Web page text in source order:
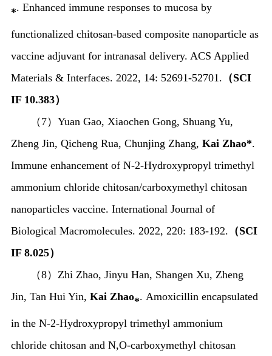
*. Enhanced immune responses to mucosa by
functionalized chitosan-based composite nanoparticle as
vaccine adjuvant for intranasal delivery. ACS Applied
Materials & Interfaces. 2022, 14: 52691-52701 . （SCI
IF 10.383）
（ 7） Yuan Gao, Xiaochen Gong, Shuang Yu,
Zheng Jin, Qicheng Rua, Chunjing Zhang, Kai Zhao*.
Immune enhancement of N-2-Hydroxypropyl trimethyl
ammonium chloride chitosan/carboxymethyl chitosan
nanoparticles vaccine. International Journal of
Biological Macromolecules. 2022, 220: 183-192. （SCI
IF 8.025）
（8） Zhi Zhao, Jinyu Han, Shangen Xu, Zheng
Jin, Tan Hui Yin, Kai Zhao*. Amoxicillin encapsulated
in the N-2-Hydroxypropyl trimethyl ammonium
chloride chitosan and N,O-carboxymethyl chitosan